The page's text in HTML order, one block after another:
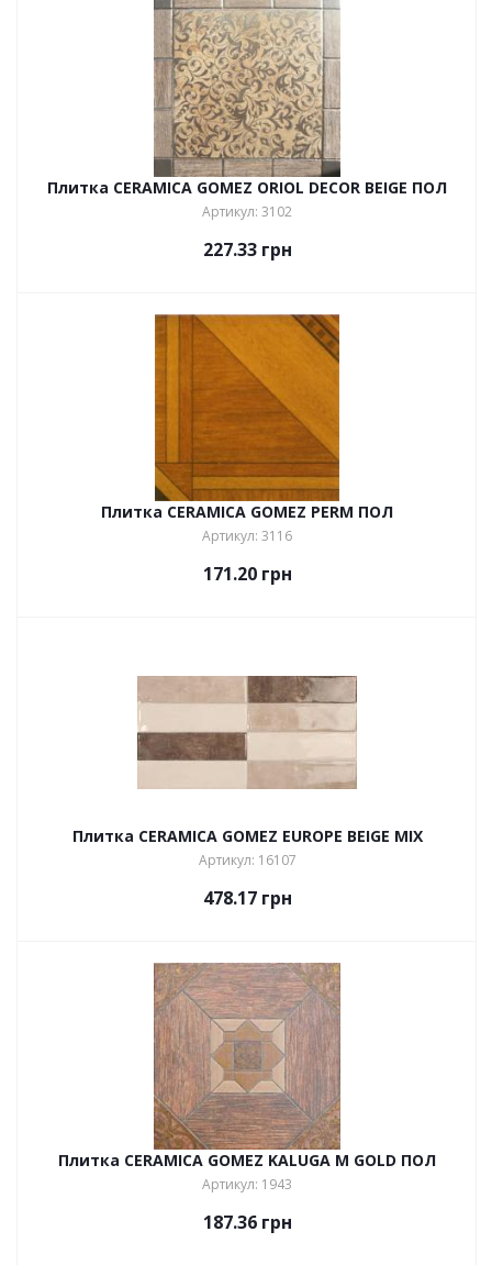
Плитка CERAMICA GOMEZ ORIOL DECOR BEIGE ПОЛ
Артикул: 3102
227.33грн
Плитка CERAMICA GOMEZ PERM ПОЛ
Артикул: 3116
171.20грн
Плитка CERAMICA GOMEZ EUROPE BEIGE MIX
Артикул: 16107
478.17грн
Плитка CERAMICA GOMEZ KALUGA M GOLD ПОЛ
Артикул: 1943
187.36грн